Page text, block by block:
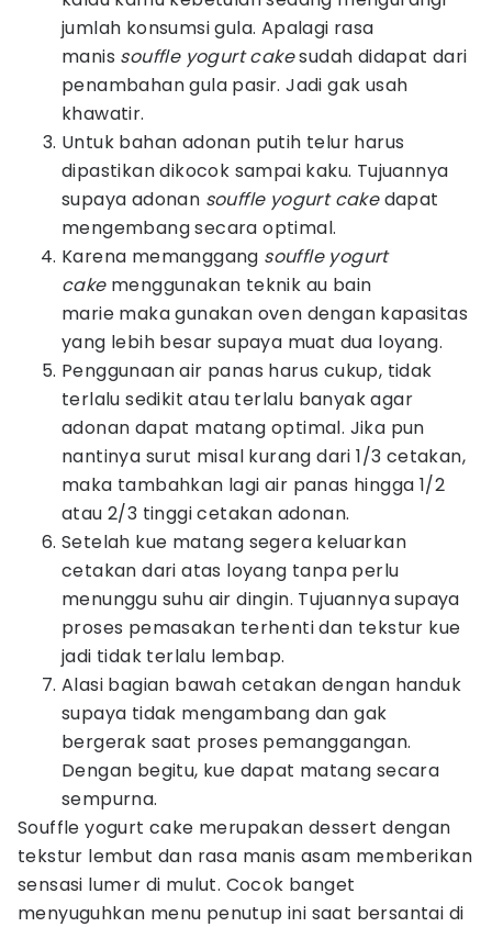
jumlah konsumsi gula. Apalagi rasa
manis souffle yogurt cakesudah didapat dari
penambahan gula pasir. Jadi gak usah
khawatir.
Untuk bahan adonan putih telur harus
dipastikan dikocok sampai kaku. Tujuannya
supaya adonan souffle yogurt cakedapat
mengembang secara optimal.
Karena memanggang souffle yogurt
cake menggunakan teknik au bain
marie maka gunakan oven dengan kapasitas
yang lebih besar supaya muat dua loyang.
Penggunaan air panas harus cukup, tidak
terlalu sedikit atau terlalu banyak agar
adonan dapat matang optimal. Jika pun
nantinya surut misal kurang dari 1/3 cetakan,
maka tambahkan lagi air panas hingga 1/2
atau 2/3 tinggi cetakan adonan.
Setelah kue matang segera keluarkan
cetakan dari atas loyang tanpa perlu
menunggu suhu air dingin. Tujuannya supaya
proses pemasakan terhenti dan tekstur kue
jadi tidak terlalu lembap.
Alasi bagian bawah cetakan dengan handuk
supaya tidak mengambang dan gak
bergerak saat proses pemanggangan.
Dengan begitu, kue dapat matang secara
sempurna.
Souffle yogurt cake merupakan dessert dengan
tekstur lembut dan rasa manis asam memberikan
sensasi lumer di mulut. Cocok banget
menyuguhkan menu penutup ini saat bersantai di